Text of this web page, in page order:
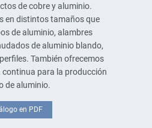
de cobre y aluminio.
en distintos tamaños que
de aluminio, alambres
de aluminio blando,
También ofrecemos
para la producción
de aluminio.
en PDF